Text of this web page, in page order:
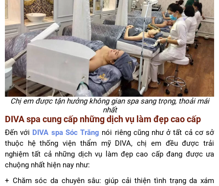
Chị em được tận hưởng không gian spa sang trọng, thoải mái
nhất
DIVA spa cung cấp những dịch vụ làm đẹp cao cấp
Đến với DIVA spa Sóc Trăng nói riêng cũng như ở tất cả cơ sở
thuộc hệ thống viện thẩm mỹ DIVA, chị em đều được trải
nghiệm tất cả những dịch vụ làm đẹp cao cấp đang được ưa
chuộng nhất hiện nay như:
+ Chăm sóc da chuyên sâu: giúp cải thiện tình trạng da xám